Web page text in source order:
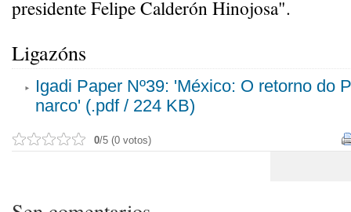
presidente Felipe Calderón Hinojosa".
Ligazóns
Igadi Paper Nº39: 'México: O retorno do
narco' (.pdf / 224 KB)
0/5 (0 votos)